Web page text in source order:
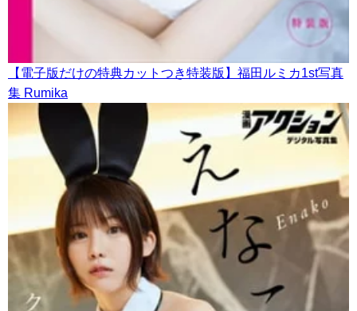
【電子版だけの特典カットつき特装版】福田ルミカ1st写真
集 Rumika